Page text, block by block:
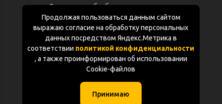
Продолжая пользоваться данным сайтом
выражаю согласие на обработку персональных
данных посредством Яндекс.Метрика в
соответствии политикой конфиденциальности
, а также проинформирован об использовании
Cookie-файлов
Принимаю
Согласие на обработку персональных
данных
Политика конфиденциальности
Документация